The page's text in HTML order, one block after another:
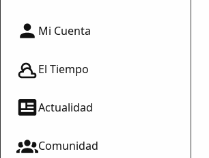
Mi Cuenta
El Tiempo
Actualidad
Comunidad